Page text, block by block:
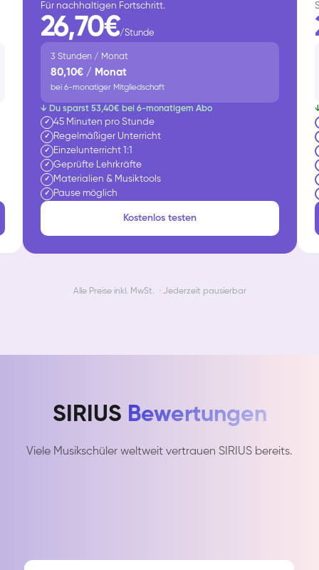
Für nachhaltigen Fortschritt.
26,70€/Stunde
3 Stunden / Monat
80,10€ / Monat
bei 6-monatiger Mitgliedschaft
↓ Du sparst 53,40€ bei 6-monatigem Abo
✓ 45 Minuten pro Stunde
✓ Regelmäßiger Unterricht
✓ Einzelunterricht 1:1
✓ Geprüfte Lehrkräfte
✓ Materialien & Musiktools
✓ Pause möglich
Kostenlos testen
Alle Preise inkl. MwSt. · Jederzeit pausierbar
SIRIUS Bewertungen
Viele Musikschüler weltweit vertrauen SIRIUS bereits.